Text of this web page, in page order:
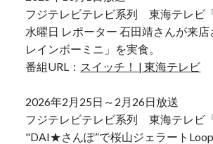
フジテレビテレビ系列 東海テレビ
水曜日 レポーター 石田靖さんが来店
レインボーミニ」を実食。
番組URL： スイッチ！ | 東海テレビ
2026年2月25日～2月26日放送
フジテレビテレビ系列 東海テレビ
"DAI★さんぽ”で桜山ジェラート